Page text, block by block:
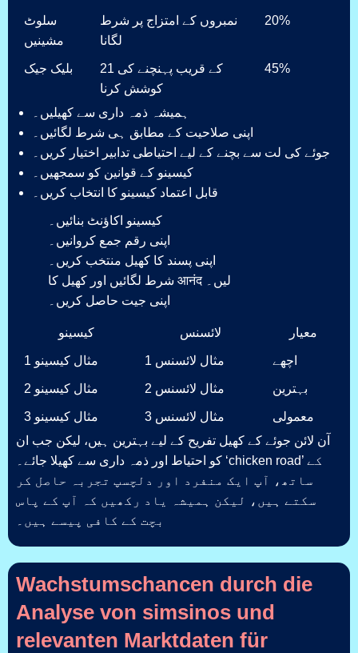
سلوٹ
مشینیں
نمبروں کے امتزاج پر شرط
لگانا
20%
بلیک جیک
21 کے قریب پہنچنے کی
کوشش کرنا
45%
ہمیشہ ذمہ داری سے کھیلیں۔
اپنی صلاحیت کے مطابق ہی شرط لگائیں۔
جوئے کی لت سے بچنے کے لیے احتیاطی تدابیر اختیار کریں۔
کیسینو کے قوانین کو سمجھیں۔
قابل اعتماد کیسینو کا انتخاب کریں۔
کیسینو اکاؤنٹ بنائیں۔
اپنی رقم جمع کروانیں۔
اپنی پسند کا کھیل منتخب کریں۔
شرط لگائیں اور کھیل کا आनंद لیں۔
اپنی جیت حاصل کریں۔
کیسینو لائسنس معیار
مثال کیسینو 1 مثال لائسنس 1 اچھے
مثال کیسینو 2 مثال لائسنس 2 بہترین
مثال کیسینو 3 مثال لائسنس 3
معمولی
آن لائن جوئے کے کھیل تفریح کے لیے بہترین ہیں، لیکن جب ان
کو احتیاط اور ذمہ داری سے کھیلا جائے۔ ‘chicken road’ کے
ساتھ، آپ ایک منفرد اور دلچسپ تجربہ حاصل کر
سکتے ہیں، لیکن ہمیشہ یاد رکھیں کہ آپ کے پاس
بچت کے کافی پیسے ہیں۔
Wachstumschancen durch die
Analyse von simsinos und
relevanten Marktdaten für